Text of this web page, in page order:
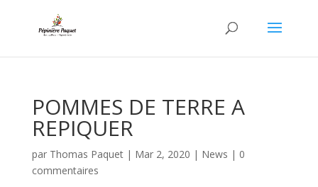
POMMES DE TERRE A
REPIQUER
par Thomas Paquet| Mar 2, 2020 | News | 0
commentaires